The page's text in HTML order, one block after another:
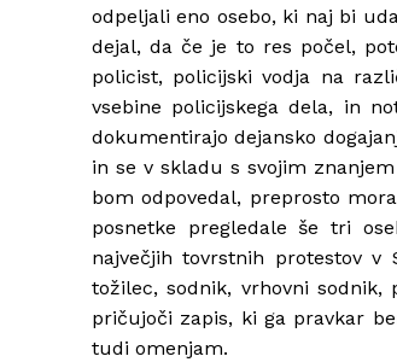
odpeljali eno osebo, ki naj bi
dejal, da če je to res počel,
policist, policijski vodja na
vsebine policijskega dela, in
dokumentirajo dejansko
in se v skladu s svojim
bom odpovedal, preprosto
posnetke pregledale še tri
največjih tovrstnih protestov
tožilec, sodnik, vrhovni
pričujoči zapis, ki ga pravkar
tudi omenjam.